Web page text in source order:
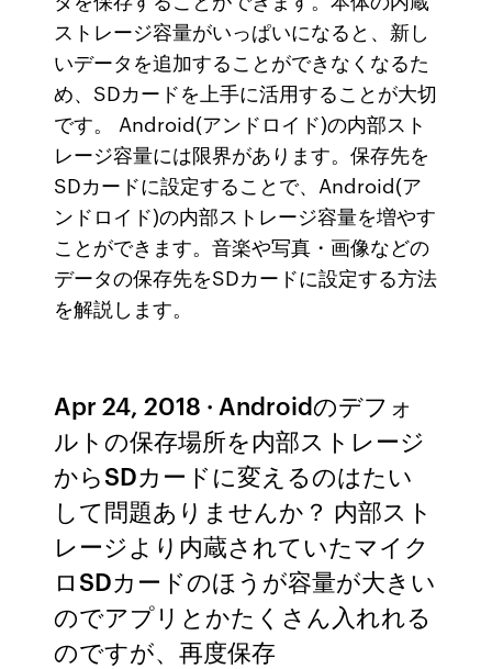
ストレージ容量がいっぱいになると、新し
いデータを追加することができなくなるた
め、SDカードを上手に活用することが大切
です。 Android(アンドロイド)の内部スト
レージ容量には限界があります。保存先を
SDカードに設定することで、Android(ア
ンドロイド)の内部ストレージ容量を増やす
ことができます。音楽や写真・画像などの
データの保存先をSDカードに設定する方法
を解説します。
Apr 24, 2018 · Androidのデフォ
ルトの保存場所を内部ストレージ
からSDカードに変えるのはたい
して問題ありませんか？ 内部スト
レージより内蔵されていたマイク
ロSDカードのほうが容量が大きい
のでアプリとかたくさん入れれる
のですが、再度保存